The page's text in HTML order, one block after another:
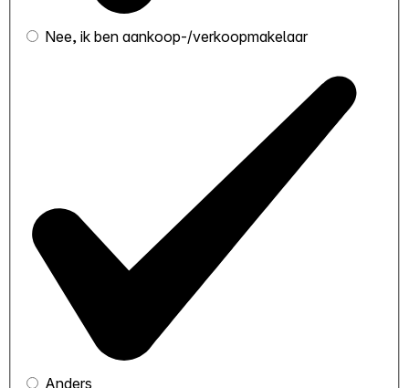
Nee, ik ben aankoop-/verkoopmakelaar
Anders